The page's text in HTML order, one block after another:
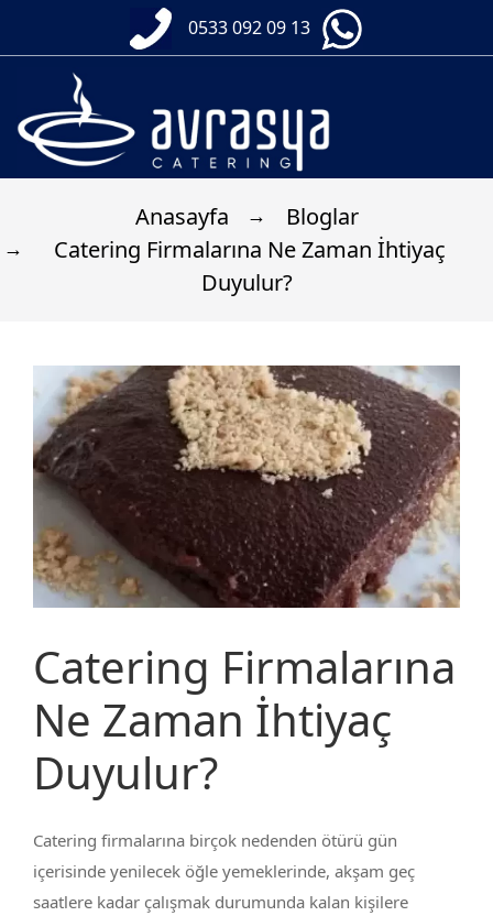
0533 092 09 13
Anasayfa
Bloglar
Catering Firmalarına Ne Zaman İhtiyaç
Duyulur?
Catering Firmalarına
Ne Zaman İhtiyaç
Duyulur?
Catering firmalarına birçok nedenden ötürü gün
içerisinde yenilecek öğle yemeklerinde, akşam geç
saatlere kadar çalışmak durumunda kalan kişilere